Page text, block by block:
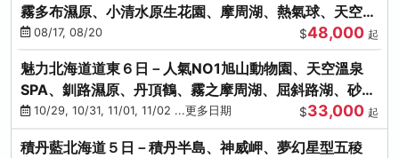
霧多布濕原、小清水原生花園、摩周湖、熱氣球、天空溫
泉SPA、螃蟹吃到飽
08/17, 08/20 $48,000 起
魅力北海道道東６日－人氣NO1旭山動物園、天空溫泉
SPA、釧路濕原、丹頂鶴、霧之摩周湖、屈斜路湖、砂湯
體驗10/29, 10/31, 11/01, 11/02 ...更多日期 $33,000 起
積丹藍北海道５日－積丹半島、神威岬、夢幻星型五稜